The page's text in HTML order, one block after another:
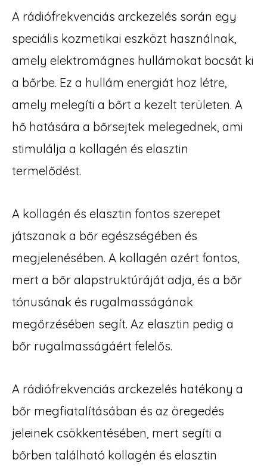
A rádiófrekvenciás arckezelés során egy
speciális kozmetikai eszközt használnak,
amely elektromágnes hullámokat bocsát ki
a bőrbe. Ez a hullám energiát hoz létre,
amely melegíti a bőrt a kezelt területen. A
hő hatására a bőrsejtek melegednek, ami
stimulálja a kollagén és elasztin
termelődést.
A kollagén és elasztin fontos szerepet
játszanak a bőr egészségében és
megjelenésében. A kollagén azért fontos,
mert a bőr alapstruktúráját adja, és a bőr
tónusának és rugalmasságának
megőrzésében segít. Az elasztin pedig a
bőr rugalmasságáért felelős.
A rádiófrekvenciás arckezelés hatékony a
bőr megfiatalításában és az öregedés
jeleinek csökkentésében, mert segíti a
bőrben található kollagén és elasztin